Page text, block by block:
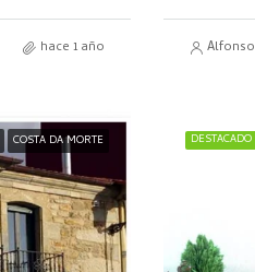
hace 1 año Alfonso
COSTA DA MORTE DESTACADO